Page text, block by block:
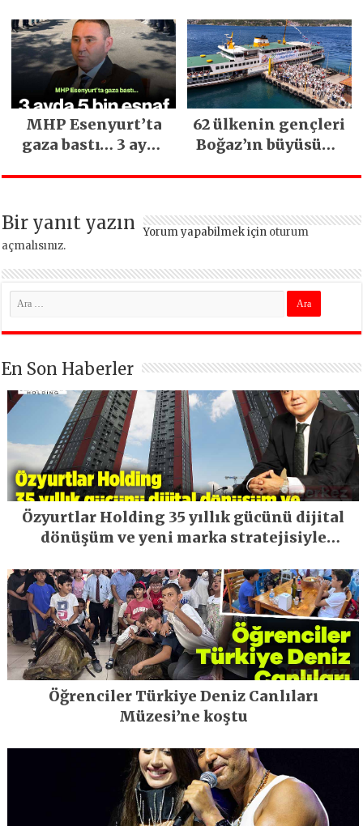
İlgi Gördü!..
heyelan sonrası
kritik uyarı
MHP Esenyurt’ta
gaza bastı… 3 ayda
62 ülkenin gençleri
Boğaz’ın büyüsüne
Bir yanıt yazın Yorum yapabilmek için oturum
açmalısınız.
En Son Haberler
Özyurtlar Holding 35 yıllık gücünü dijital
dönüşüm ve yeni marka stratejisiyle
Öğrenciler Türkiye Deniz Canlıları
Müzesi’ne koştu